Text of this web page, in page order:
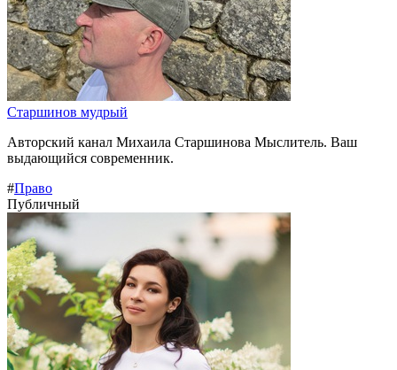
Старшинов мудрый
Авторский канал Михаила Старшинова Мыслитель. Ваш
выдающийся современник.
#Право
Публичный